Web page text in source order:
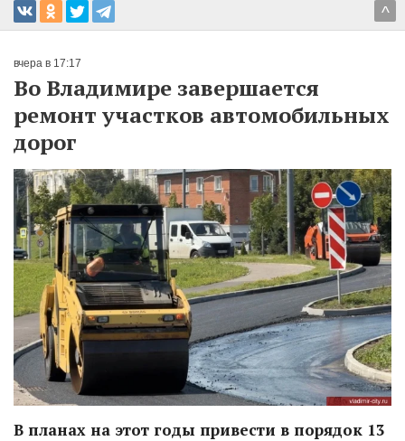
^
вчера в 17:17
Во Владимире завершается
ремонт участков автомобильных
дорог
В планах на этот годы привести в порядок 13